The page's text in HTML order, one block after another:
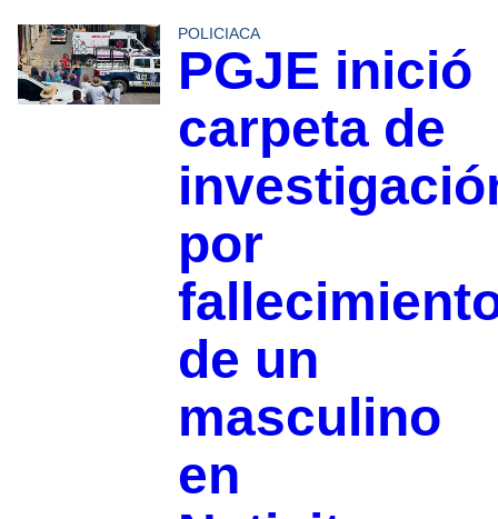
POLICIACA
PGJE inició
carpeta de
por
de un
masculino
en